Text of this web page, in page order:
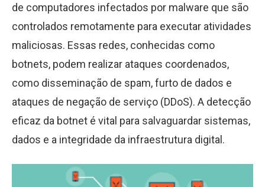
de computadores infectados por malware que são
controlados remotamente para executar atividades
maliciosas. Essas redes, conhecidas como
botnets, podem realizar ataques coordenados,
como disseminação de spam, furto de dados e
ataques de negação de serviço (DDoS). A detecção
eficaz da botnet é vital para salvaguardar sistemas,
dados e a integridade da infraestrutura digital.